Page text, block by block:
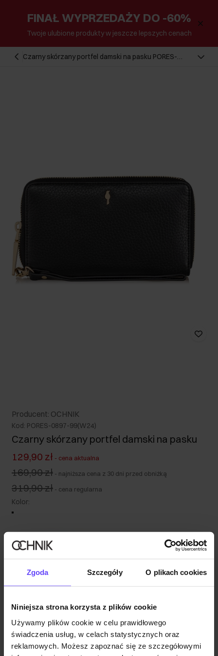
Zgoda Szczegóły O plikach cookies
Niniejsza strona korzysta z plików cookie
Używamy plików cookie w celu prawidłowego
świadczenia usług, w celach statystycznych oraz
reklamowych. Możesz zapoznać się ze szczegółowymi
FINAŁ WYPRZEDAŻY DO -60%
Twoje ulubione produkty w jeszcze lepszych cenach
Czarny skórzany portfel damski na pasku PORES-
Producent: OCHNIK
Kod: PORES-0897-99(W24)
Czarny skórzany portfel damski na pasku
129,90 zł - cena aktualna
169,90 zł - najniższa cena z 30 dni przed obniżką
319,90 zł - cena regularna
Kolor:
Opis produktu
Opinie